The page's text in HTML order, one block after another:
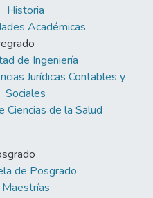
Historia
Académicas
de Ingeniería
Jurídicas Contables y
Sociales
Ciencias de la Salud
de Posgrado
Maestrías